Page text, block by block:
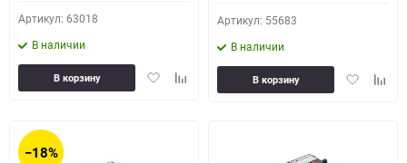
Артикул: 63018
В наличии
ДобавитьДобавить
В корзину
Артикул: 55683
В наличии
Добавить
В корзину
−18%